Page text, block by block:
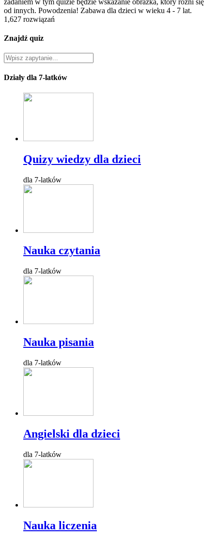
od innych. Powodzenia! Zabawa dla dzieci w wieku 4 - 7 lat.
1,627 rozwiązań
Znajdź quiz
Działy dla 7-latków
Quizy wiedzy dla dzieci
dla 7-latków
Nauka czytania
dla 7-latków
Nauka pisania
dla 7-latków
Angielski dla dzieci
dla 7-latków
Nauka liczenia